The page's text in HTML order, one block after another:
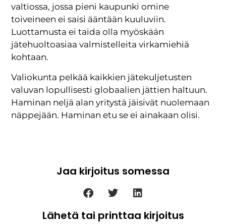
valtiossa, jossa pieni kaupunki omine
toiveineen ei saisi ääntään kuuluviin.
Luottamusta ei taida olla myöskään
jätehuoltoasiaa valmistelleita virkamiehiä
kohtaan.
Valiokunta pelkää kaikkien jätekuljetusten
valuvan lopullisesti globaalien jättien haltuun.
Haminan neljä alan yritystä jäisivät nuolemaan
näppejään. Haminan etu se ei ainakaan olisi.
Jaa kirjoitus somessa
Lähetä tai printtaa kirjoitus